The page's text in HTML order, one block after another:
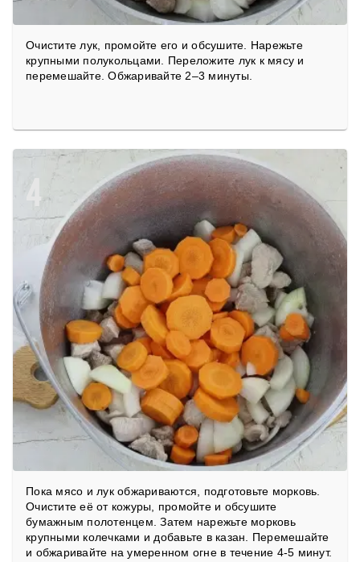
Очистите лук, промойте его и обсушите. Нарежьте
крупными полукольцами. Переложите лук к мясу и
перемешайте. Обжаривайте 2–3 минуты.
4
Пока мясо и лук обжариваются, подготовьте морковь.
Очистите её от кожуры, промойте и обсушите
бумажным полотенцем. Затем нарежьте морковь
крупными колечками и добавьте в казан. Перемешайте
и обжаривайте на умеренном огне в течение 4-5 минут.